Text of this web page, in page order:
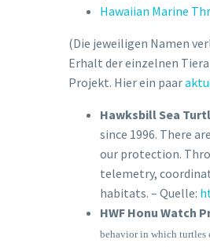
Hawaiian Marine
(Die jeweiligen Namen
Erhalt der einzelnen
Projekt. Hier ein paar
Hawksbill Sea
since 1996. There
our protection.
telemetry,
habitats. – Quelle:
HWF Honu Watch
behavior in which turtles